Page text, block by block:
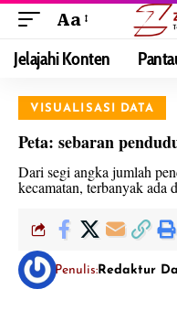
Aa
Jelajahi Konten
VISUALISASI DATA
Peta: sebaran
Dari segi angka jumlah
kecamatan, terbanyak ada
Penulis: Redaktur